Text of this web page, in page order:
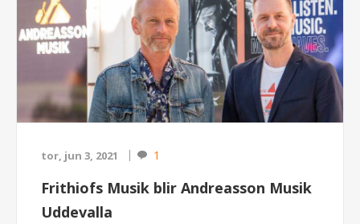
tor, jun 3, 2021 1
Frithiofs Musik blir Andreasson Musik
Uddevalla